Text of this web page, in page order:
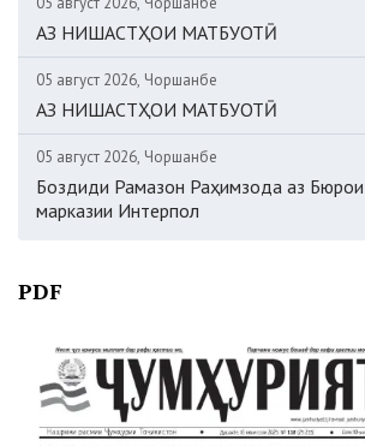
АЗ НИШАСТҲОИ МАТБУОТӢ
05 август 2026, Чоршанбе
АЗ НИШАСТҲОИ МАТБУОТӢ
05 август 2026, Чоршанбе
Боздиди Рамазон Раҳимзода аз
марказии Интерпол
PDF